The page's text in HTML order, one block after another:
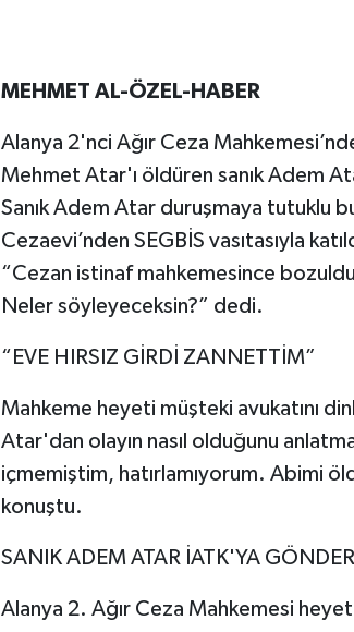
MEHMET AL-ÖZEL-HABER
Alanya 2'nci Ağır Ceza
Mehmet Atar'ı öldüren sanık Adem
Sanık Adem Atar duruşmaya tutuklu
Cezaevi’nden SEGBİS vasıtasıyla
“Cezan istinaf mahkemesince
Neler söyleyeceksin?” dedi.
“EVE HIRSIZ GİRDİ ZANNETTİM”
Mahkeme heyeti müşteki avukatını
Atar'dan olayın nasıl olduğunu
içmemiştim, hatırlamıyorum. Abimi
konuştu.
SANIK ADEM ATAR İATK'YA
Alanya 2. Ağır Ceza Mahkemesi